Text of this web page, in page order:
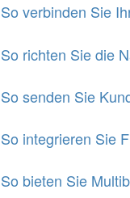
So verbinden Sie
So richten Sie die
So senden Sie
So integrieren Sie
So bieten Sie